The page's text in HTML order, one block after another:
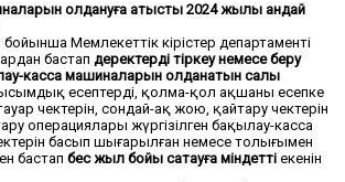
қолдануға қатысты 2024 жылы қандай
Мемлекеттік кірістер департаменті
бастап деректерді тіркеу немесе беру
касса машиналарын қолданатын салық
есептерді, қолма-қол ақшаны есепке
чектерін, сондай-ақ жою, қайтару чектерін
операциялары жүргізілген бақылау-касса
басып шығарылған немесе толығымен
бастап бес жыл бойы сақтауға міндетті екенін